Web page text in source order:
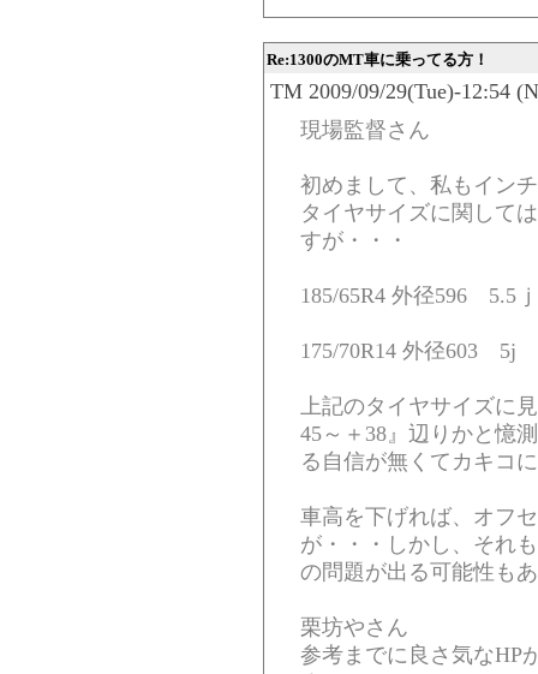
Re:1300のMT車に乗ってる方！
TM 2009/09/29(Tue)-12:54
現場監督さん
初めまして、私もイン
タイヤサイズに関して
すが・・・
185/65R4 外径596 5.5ｊ
175/70R14 外径603 5j
上記のタイヤサイズに
45～＋38』辺りかと憶
る自信が無くてカキコ
車高を下げれば、オフ
が・・・しかし、それ
の問題が出る可能性も
栗坊やさん
参考までに良さ気なHP